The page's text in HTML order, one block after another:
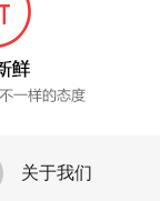
关于我们